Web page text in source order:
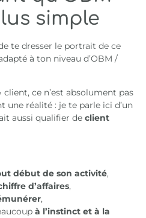
simple
te dresser le portrait de ce
à ton niveau d’OBM /
ce n’est absolument pas
une réalité : je te parle ici d’un
aussi qualifier declient
début de son activité,
d’affaires,
,
à l’instinct et à la